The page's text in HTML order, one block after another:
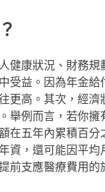
健康狀況、財務
受益。因為年金
更高。其次，經
舉例而言，若你
在五年內累積百
資，還可能因平
前支應醫療費用